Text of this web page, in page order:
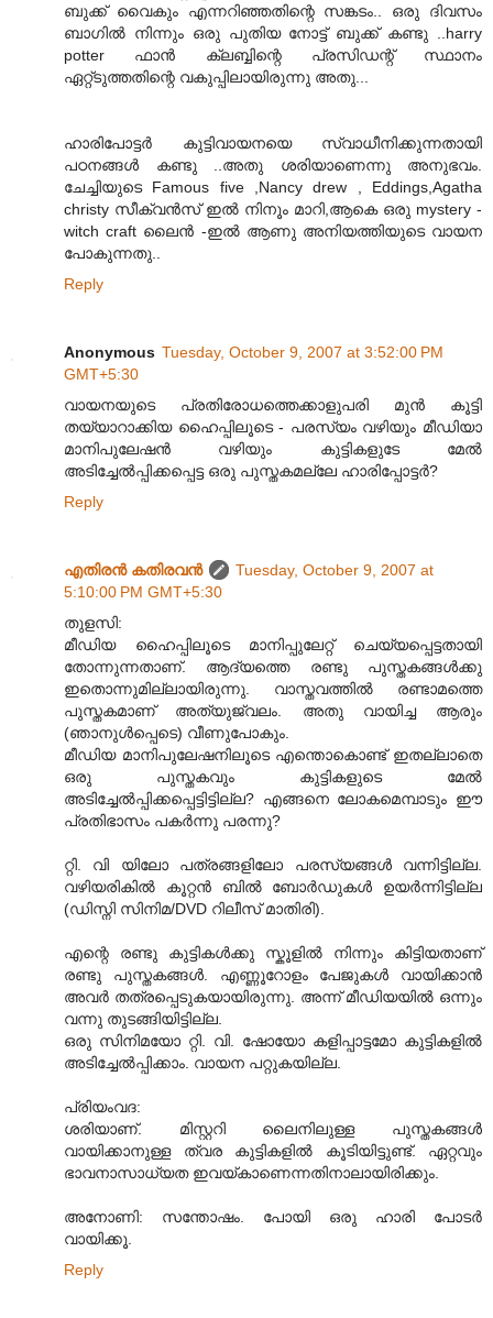
ബുക്ക്‌ വൈകും എന്നറിഞ്ഞതിന്റെ സങ്കടം.. ഒരു ദിവസം
ബാഗില്‍ നിന്നും ഒരു പുതിയ നോട്ട്‌ ബുക്ക്‌ കണ്ടു ..harry
potter ഫാന്‍ ക്ലബ്ബിന്റെ പ്രസിഡന്റ്‌ സ്ഥാനം
ഏറ്റ്‌ടുത്തതിന്റെ വകുപ്പിലായിരുന്നു അതു...
ഹാരിപോട്ടര്‍ കുട്ടിവായനയെ സ്വാധീനിക്കുന്നതായി
പഠനങ്ങള്‍ കണ്ടു ..അതു ശരിയാണെന്നു അനുഭവം.
ചേച്ചിയുടെ Famous five ,Nancy drew , Eddings,Agatha
christy സീക്വന്‍സ്‌ ഇല്‍ നിനൂം മാറി,ആകെ ഒരു mystery -
witch craft ലൈന്‍ -ഇല്‍ ആണു അനിയത്തിയുടെ വായന
പോകുന്നതു..
Reply
Anonymous Tuesday, October 9, 2007 at 3:52:00 PM
GMT+5:30
വായനയുടെ പ്രതിരോധത്തെക്കാളുപരി മുന്‍ കൂട്ടി
തയ്യാറാക്കിയ ഹൈപ്പിലൂടെ - പരസ്യം വഴിയും മീഡിയാ
മാനിപുലേഷന്‍ വഴിയും കുട്ടികളുടേ മേല്‍
അടിച്ചേല്‍പ്പിക്കപ്പെട്ട ഒരു പുസ്തകമല്ലേ ഹാരിപ്പോട്ടര്‍?
Reply
എതിരന്‍ കതിരവന്‍
Tuesday, October 9, 2007 at
5:10:00 PM GMT+5:30
തുളസി:
മീഡിയ ഹൈപ്പിലൂടെ മാനിപ്പുലേറ്റ് ചെയ്യപ്പെട്ടതായി
തോന്നുന്നതാണ്. ആദ്യത്തെ രണ്ടു പുസ്തകങ്ങള്‍ക്കു
ഇതൊന്നുമില്ലായിരുന്നു. വാസ്തവത്തില്‍ രണ്ടാമത്തെ
പുസ്തകമാണ് അത്യുജ്വലം. അതു വായിച്ച ആരും
(ഞാനുള്‍പ്പെടെ) വീണുപോകും.
മീഡിയ മാനിപുലേഷനിലൂടെ എന്തൊകൊണ്ട് ഇതല്ലാതെ
ഒരു പുസ്തകവും കുട്ടികളുടെ മേല്‍
അടിച്ചേല്‍പ്പിക്കപ്പെട്ടിട്ടില്ല? എങ്ങനെ ലോകമെമ്പാടും ഈ
പ്രതിഭാസം പകര്‍ന്നു പരന്നു?
റ്റി. വി യിലോ പത്രങ്ങളിലോ പരസ്യങ്ങള്‍ വന്നിട്ടില്ല.
വഴിയരികില്‍ കൂറ്റന്‍ ബില്‍ ബോര്‍ഡുകള്‍ ഉയര്‍ന്നിട്ടില്ല
(ഡിസ്നി സിനിമ/DVD റിലീസ് മാതിരി).
എന്റെ രണ്ടു കുട്ടികള്‍ക്കു സ്കൂളില്‍ നിന്നും കിട്ടിയതാണ്
രണ്ടു പുസ്തകങ്ങള്‍. എണ്ണൂറോളം പേജുകള്‍ വായിക്കാന്‍
അവര്‍ തത്രപ്പെടുകയായിരുന്നു. അന്ന് മീഡിയയില്‍ ഒന്നും
വന്നു തുടങ്ങിയിട്ടില്ല.
ഒരു സിനിമയോ റ്റി. വി. ഷോയോ കളിപ്പാട്ടമോ കുട്ടികളില്‍
അടിച്ചേല്‍പ്പിക്കാം. വായന പറ്റുകയില്ല.
പ്രിയംവദ:
ശരിയാണ്. മിസ്റ്ററി ലൈനിലുള്ള പുസ്തകങ്ങള്‍
വായിക്കാനുള്ള ത്വര കുട്ടികളില്‍ കൂടിയിട്ടുണ്ട്. ഏറ്റവും
ഭാവനാസാധ്യത ഇവയ്കാണെന്നതിനാലാ‍യിരിക്കും.
അനോണി: സന്തോഷം. പോയി ഒരു ഹാരി പോടര്‍
വായിക്കൂ.
Reply